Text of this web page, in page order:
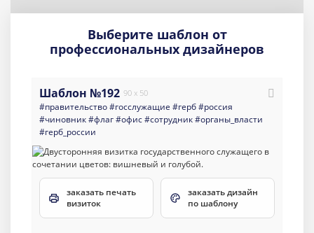
Выберите шаблон от
профессиональных дизайнеров
Шаблон №192 90 x 50
#правительство#госслужащие #герб#россия
#чиновник#флаг#офис#сотрудник#органы_власти
#герб_россии
заказать печать
визиток
заказать дизайн
по шаблону